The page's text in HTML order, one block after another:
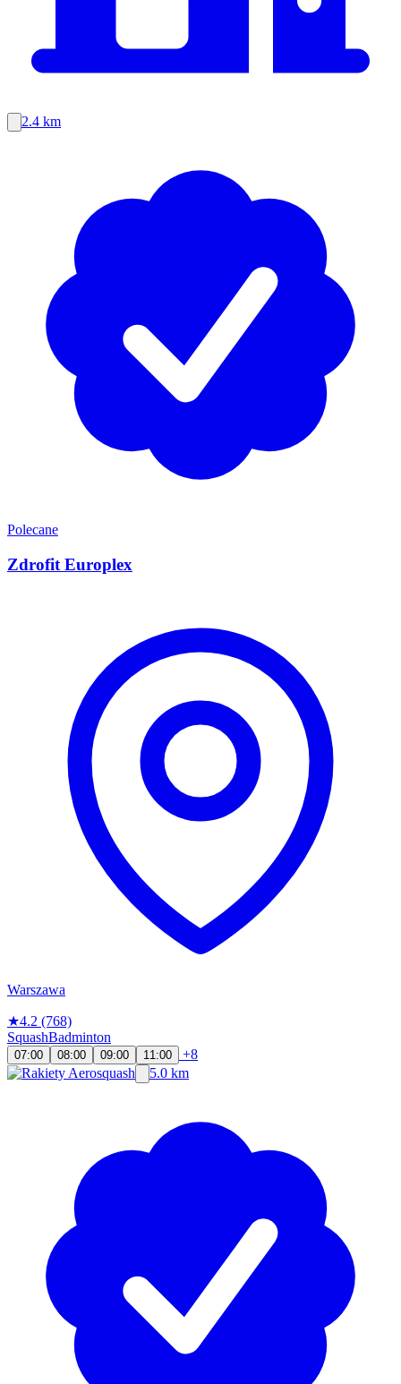
2.4 km
Polecane
Zdrofit Europlex
Warszawa
★4.2 (768)
SquashBadminton
07:00 08:00 09:00 11:00
+8
5.0 km